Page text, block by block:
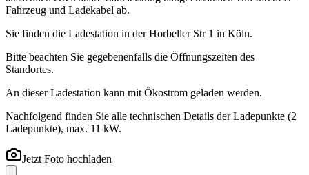
Fahrzeug und Ladekabel ab.
Sie finden die Ladestation in der Horbeller Str 1 in Köln.
Bitte beachten Sie gegebenenfalls die Öffnungszeiten des
Standortes.
An dieser Ladestation kann mit Ökostrom geladen werden.
Nachfolgend finden Sie alle technischen Details der Ladepunkte (2
Ladepunkte), max. 11 kW.
Jetzt Foto hochladen